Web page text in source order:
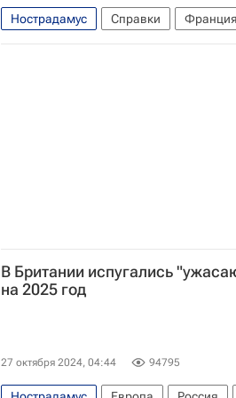
Нострадамус Справки Франция
Екатерина Медичи (Екатерина Мария
В Британии испугались
на 2025 год
27 октября 2024, 04:44 94795